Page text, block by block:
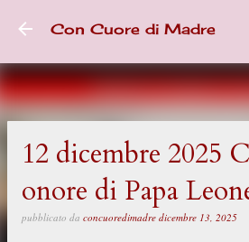
Passa ai contenuti
Con Cuore di Madre
12 dicembre 2025
onore di Papa
pubblicato da concuoredimadre dicembre 13, 2025